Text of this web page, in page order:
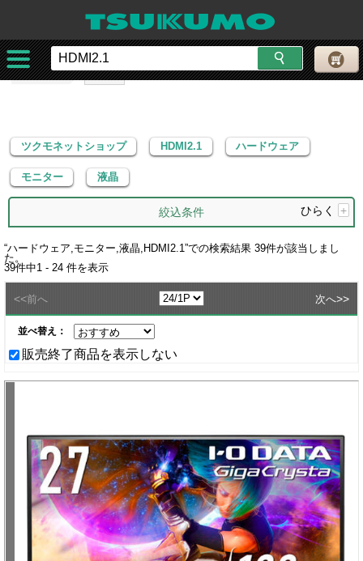
ツクモネットショップ
ハードウェア
モニター
液晶
ツクモネットショップ HDMI2.1 ハードウェア
モニター 液晶
絞込条件 ひらく +
“ハードウェア,モニター,液晶,HDMI2.1”での検索結果 39件が該当しまし
た。
39件中1 - 24 件を表示
<<前へ 次へ>>
並べ替え：
販売終了商品を表示しない